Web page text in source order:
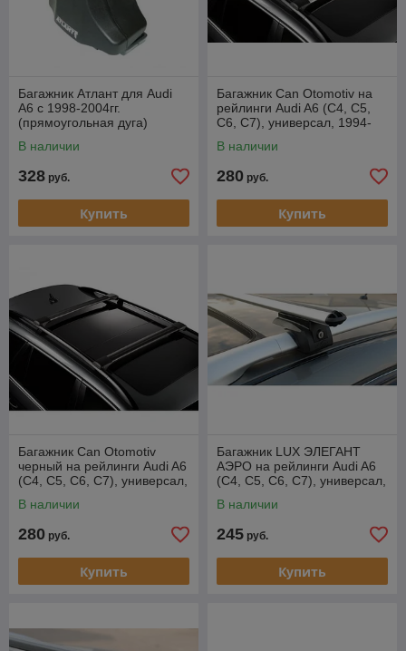
Багажник Атлант для Audi
А6 с 1998-2004гг.
(прямоугольная дуга)
В наличии
328 руб.
Купить
Багажник Can Otomotiv на
рейлинги Audi A6 (С4, С5,
С6, С7), универсал, 1994-
В наличии
280 руб.
Купить
Багажник Can Otomotiv
черный на рейлинги Audi A6
(С4, С5, С6, С7), универсал,
В наличии
280 руб.
Купить
Багажник LUX ЭЛЕГАНТ
АЭРО на рейлинги Audi A6
(С4, С5, С6, С7), универсал,
В наличии
245 руб.
Купить